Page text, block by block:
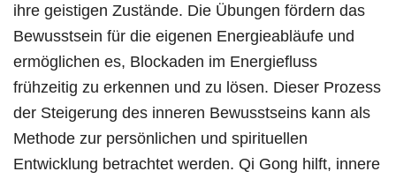
ihre geistigen Zustände. Die Übungen fördern das
Bewusstsein für die eigenen Energieabläufe und
ermöglichen es, Blockaden im Energiefluss
frühzeitig zu erkennen und zu lösen. Dieser Prozess
der Steigerung des inneren Bewusstseins kann als
Methode zur persönlichen und spirituellen
Entwicklung betrachtet werden. Qi Gong hilft, innere